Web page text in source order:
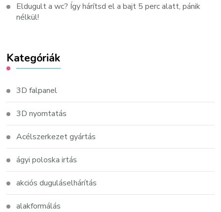
Eldugult a wc? Így hárítsd el a bajt 5 perc alatt, pánik
nélkül!
Kategóriák
3D falpanel
3D nyomtatás
Acélszerkezet gyártás
ágyi poloska irtás
akciós duguláselhárítás
alakformálás